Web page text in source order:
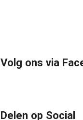
Volg ons via
Delen op Social